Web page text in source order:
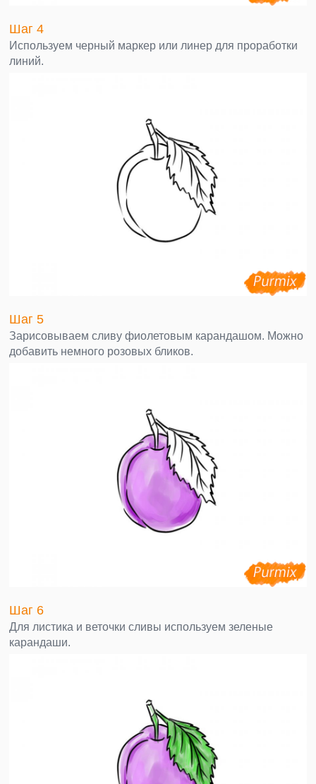
Шаг 4
Используем черный маркер или линер для проработки
линий.
Шаг 5
Зарисовываем сливу фиолетовым карандашом. Можно
добавить немного розовых бликов.
Шаг 6
Для листика и веточки сливы используем зеленые
карандаши.